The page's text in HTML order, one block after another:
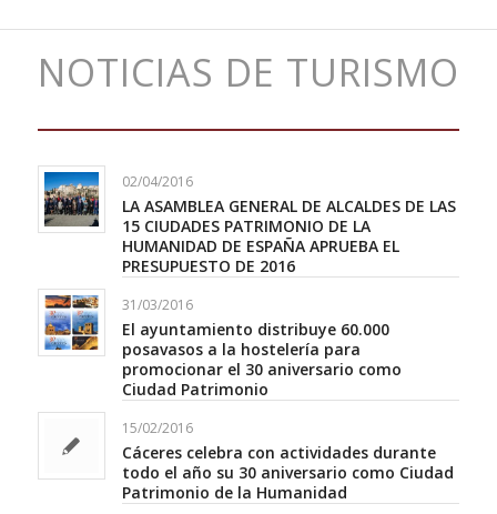
NOTICIAS DE TURISMO
02/04/2016
LA ASAMBLEA GENERAL DE ALCALDES DE LAS
15 CIUDADES PATRIMONIO DE LA
HUMANIDAD DE ESPAÑA APRUEBA EL
PRESUPUESTO DE 2016
31/03/2016
El ayuntamiento distribuye 60.000
posavasos a la hostelería para
promocionar el 30 aniversario como
Ciudad Patrimonio
15/02/2016
Cáceres celebra con actividades durante
todo el año su 30 aniversario como Ciudad
Patrimonio de la Humanidad